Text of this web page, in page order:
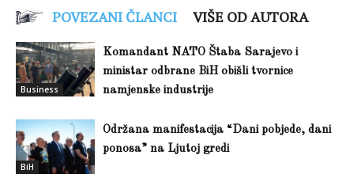
POVEZANI ČLANCI VIŠE OD AUTORA
Business
Komandant NATO Štaba Sarajevo i
ministar odbrane BiH obišli tvornice
namjenske industrije
BiH
Održana manifestacija “Dani pobjede, dani
ponosa” na Ljutoj gredi